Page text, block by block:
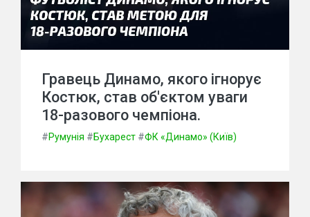
Гравець Динамо, якого ігнорує
Костюк, став об'єктом уваги
18-разового чемпіона.
#Румунія #Бухарест #ФК «Динамо» (Київ)